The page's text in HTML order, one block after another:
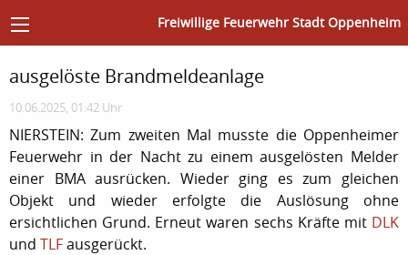
Freiwillige Feuerwehr Stadt Oppenheim
ausgelöste Brandmeldeanlage
10.06.2025, 01:42 Uhr
NIERSTEIN: Zum zweiten Mal musste die Oppenheimer
Feuerwehr in der Nacht zu einem ausgelösten Melder
einer BMA ausrücken. Wieder ging es zum gleichen
Objekt und wieder erfolgte die Auslösung ohne
ersichtlichen Grund. Erneut waren sechs Kräfte mit DLK
und TLFausgerückt.